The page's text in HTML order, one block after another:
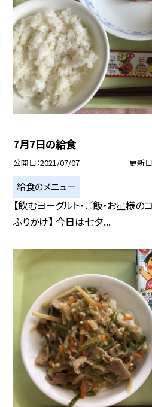
7月7日の給食
公開日 2021/07/07 更新日
給食のメニュー
【飲むヨーグルト・ご飯・お星様の
ふりかけ】 今日は七夕...